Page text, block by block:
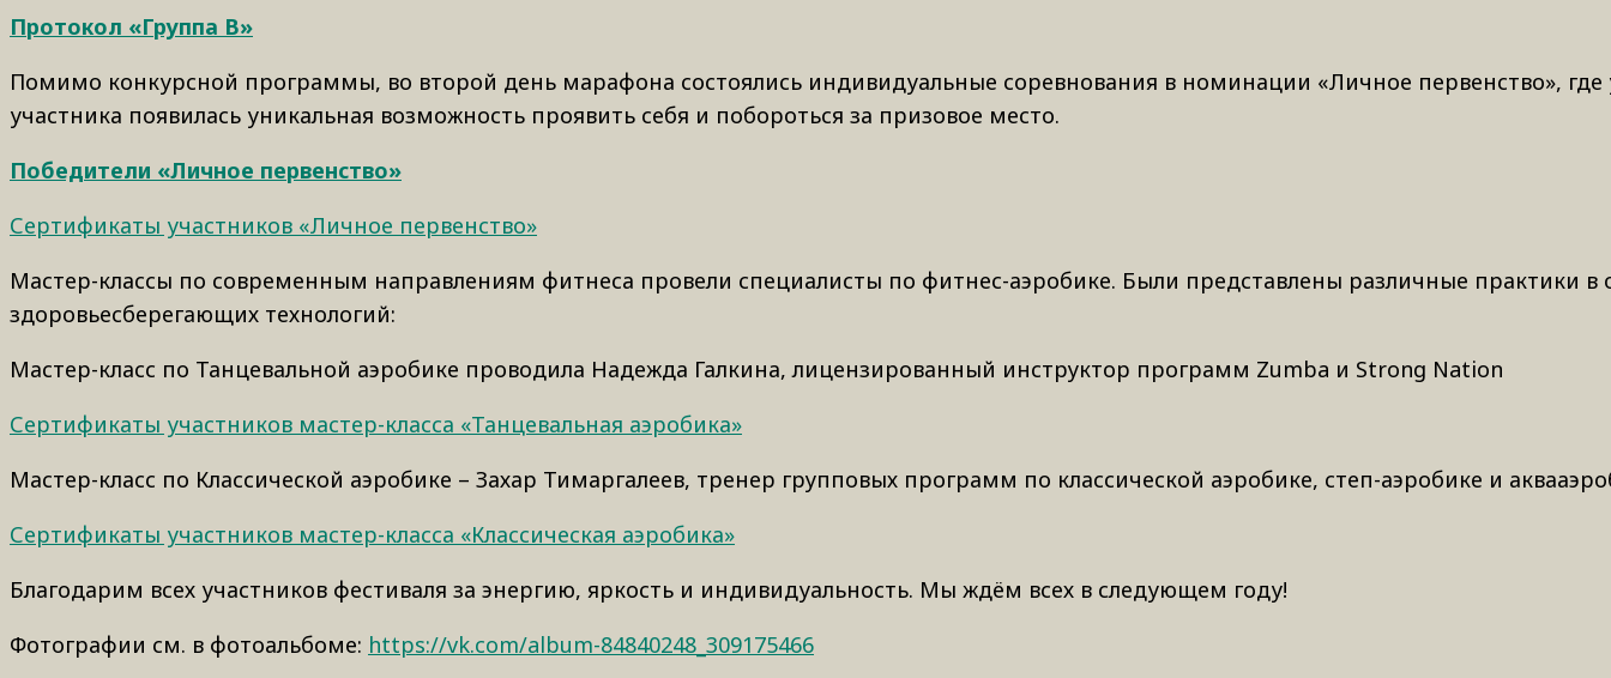
Протокол «Группа B»
Помимо конкурсной программы, во второй день марафона состоялись индивидуальные соревнования в номинации «Личное первенство», где
участника появилась уникальная возможность проявить себя и побороться за призовое место.
Победители «Личное первенство»
Сертификаты участников «Личное первенство»
Мастер-классы по современным направлениям фитнеса провели специалисты по фитнес-аэробике. Были представлены различные практики в
здоровьесберегающих технологий:
Мастер-класс по Танцевальной аэробике проводила Надежда Галкина, лицензированный инструктор программ Zumba и Strong Nation
Сертификаты участников мастер-класса «Танцевальная аэробика»
Мастер-класс по Классической аэробике – Захар Тимаргалеев, тренер групповых программ по классической аэробике, степ-аэробике и
Сертификаты участников мастер-класса «Классическая аэробика»
Благодарим всех участников фестиваля за энергию, яркость и индивидуальность. Мы ждём всех в следующем году!
Фотографии см. в фотоальбоме: https://vk.com/album-84840248_309175466